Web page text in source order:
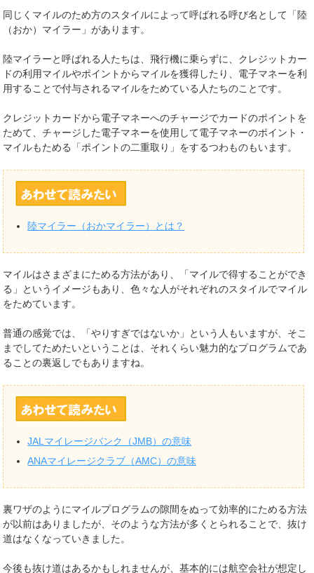
同じくマイルのため方のスタイルによって呼ばれる呼び名として「陸
（おか）マイラー」があります。
陸マイラーと呼ばれる人たちは、飛行機に乗らずに、クレジットカー
ドの利用マイルやポイントからマイルを獲得したり、電子マネーを利
用することで付与されるマイルをためている人たちのことです。
クレジットカードから電子マネーへのチャージでカードのポイントを
ためて、チャージした電子マネーを使用して電子マネーのポイント・
マイルもためる「ポイントの二重取り」をするつわものもいます。
陸マイラー（おかマイラー）とは？
マイルはさまざまにためる方法があり、「マイルで得することができ
る」というイメージもあり、色々な人がそれぞれのスタイルでマイル
をためています。
普通の感覚では、「やりすぎではないか」という人もいますが、そこ
までしてためたいということは、それくらい魅力的なプログラムであ
ることの裏返しでもありますね。
JALマイレージバンク（JMB）の意味
ANAマイレージクラブ（AMC）の意味
裏ワザのようにマイルプログラムの隙間をぬって効率的にためる方法
が以前はありましたが、そのような方法が多くとられることで、抜け
道はなくなっていきました。
今後も抜け道はあるかもしれませんが、基本的には航空会社が想定し